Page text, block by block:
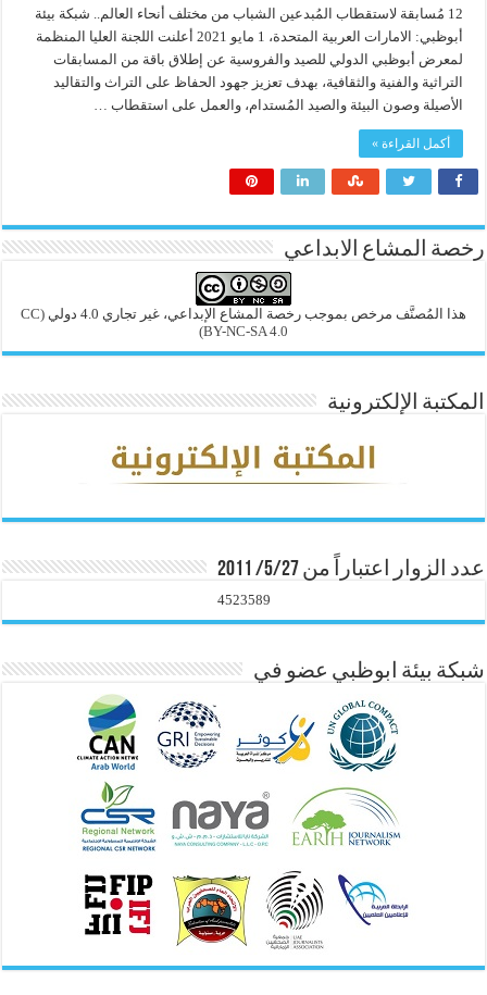
12 مُسابقة لاستقطاب المُبدعين الشباب من مختلف أنحاء العالم.. شبكة بيئة
أبوظبي: الامارات العربية المتحدة، 1 مايو 2021 أعلنت اللجنة العليا المنظمة
لمعرض أبوظبي الدولي للصيد والفروسية عن إطلاق باقة من المسابقات
التراثية والفنية والثقافية، بهدف تعزيز جهود الحفاظ على التراث والتقاليد
الأصيلة وصون البيئة والصيد المُستدام، والعمل على استقطاب …
أكمل القراءة »
رخصة المشاع الابداعي
هذا المُصنَّف مرخص بموجب رخصة المشاع الإبداعي، غير تجاري 4.0 دولي
(CC
BY-NC-SA 4.0)
المكتبة الإلكترونية
عدد الزوار اعتباراً من 5/27/ 2011
4523589
شبكة بيئة ابوظبي عضو في